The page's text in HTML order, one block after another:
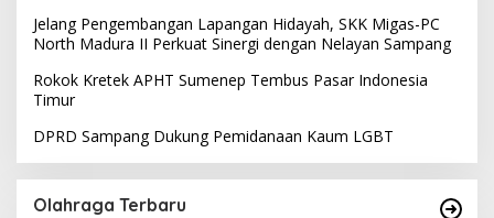
Jelang Pengembangan Lapangan Hidayah, SKK Migas-PC
North Madura II Perkuat Sinergi dengan Nelayan Sampang
Rokok Kretek APHT Sumenep Tembus Pasar Indonesia
Timur
DPRD Sampang Dukung Pemidanaan Kaum LGBT
Olahraga Terbaru